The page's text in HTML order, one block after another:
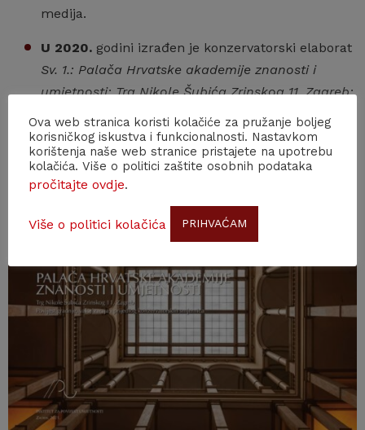
medija.
U 2020. godini izrađen je konzervatorski elaborat
Sv. 1.: Palača Hrvatske akademije znanosti i
umjetnosti: Trg Nikole Šubića Zrinskog 11, Zagreb:
povijest gradnje, valorizacija i prijedlog
konzervatorskih smjernica/ Katarina Horvat-
Levaj, Irena Kraševac
Ova web stranica koristi kolačiće za pružanje boljeg
korisničkog iskustva i funkcionalnosti. Nastavkom
korištenja naše web stranice pristajete na upotrebu
kolačića. Više o politici zaštite osobnih podataka
pročitajte ovdje.
Više o politici kolačića PRIHVAĆAM